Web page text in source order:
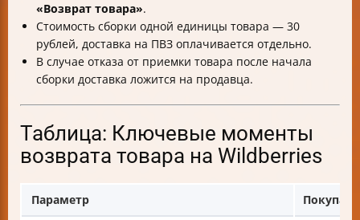
«Возврат товара».
Стоимость сборки одной единицы товара — 30
рублей, доставка на ПВЗ оплачивается отдельно.
В случае отказа от приемки товара после начала
сборки доставка ложится на продавца.
Таблица: Ключевые моменты
возврата товара на Wildberries
Параметр